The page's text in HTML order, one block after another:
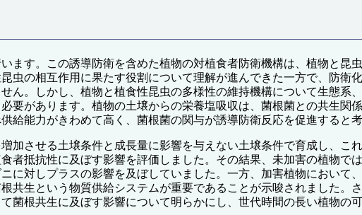
ます。この誘導防衛を含めた植物の対植食者防衛機構は、植物と昆
虫の相互作用に果たす役割について理解が進んできた一方で、防衛
ん。しかし、植物と植食性昆虫の多様性の維持機構について生態系
要があります。植物の土壌からの栄養塩吸収は、菌根菌との共生関
給能力がきわめて高く、菌根菌の関与が誘導防衛反応を促進すると考
加させる土壌条件と成長量に影響を与えない土壌条件で育成し、こ
者抵抗性に及ぼす影響を評価しました。その結果、未加害の植物で
に対しプラスの影響を及ぼしていました。一方、加害植物において
共生という物質供給システムが重要であることが示唆されました。
菌根共生に及ぼす影響について明らかにし、世代時間の長い植物の